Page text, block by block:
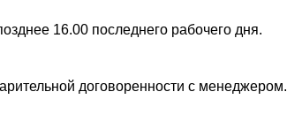
16.00 последнего рабочего дня.
договоренности с менеджером.